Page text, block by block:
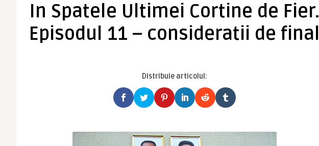
In Spatele Ultimei Cortine de Fier.
Episodul 11 – consideratii de final
Distribuie articolul: